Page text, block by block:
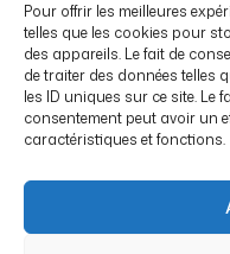
Pour offrir les meilleures
telles que les cookies pour
des appareils. Le fait de
de traiter des données telles
les ID uniques sur ce site. Le
consentement peut avoir un
caractéristiques et fonctions.
Cabinet Ermont
Conception